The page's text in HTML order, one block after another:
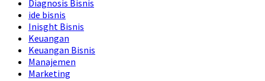
Diagnosis Bisnis
ide bisnis
Inisght Bisnis
Keuangan
Keuangan Bisnis
Manajemen
Marketing